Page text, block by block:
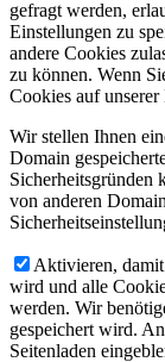
gefragt werden,
Einstellungen zu
andere Cookies
zu können. Wenn
Cookies auf
Wir stellen Ihnen
Domain
Sicherheitsgründen
von anderen
Aktivieren,
wird und alle
werden. Wir
gespeichert wird.
Seitenladen